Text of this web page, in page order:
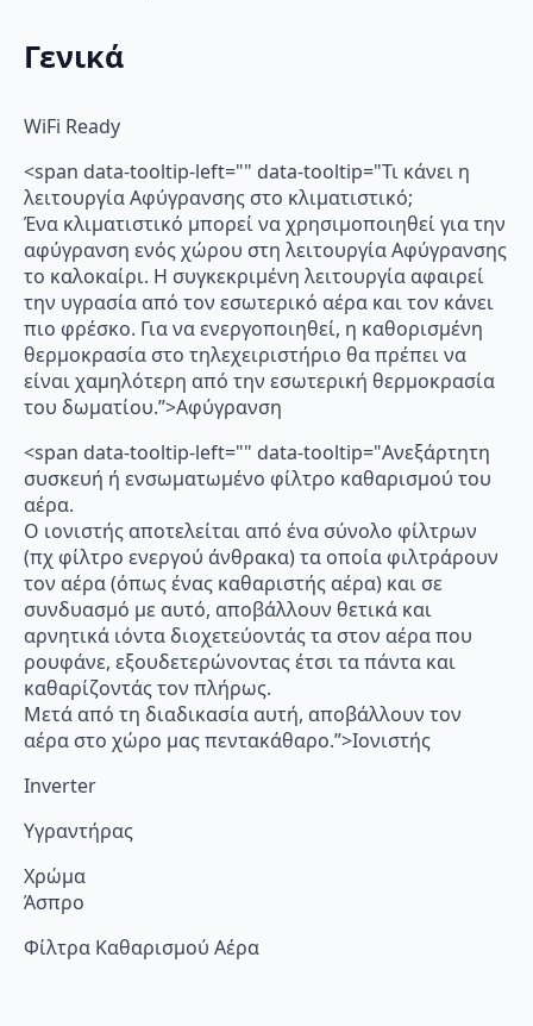
Γενικά
WiFi Ready
<span data-tooltip-left="" data-tooltip="Τι κάνει η
λειτουργία Αφύγρανσης στο κλιματιστικό;
Ένα κλιματιστικό μπορεί να χρησιμοποιηθεί για την
αφύγρανση ενός χώρου στη λειτουργία Αφύγρανσης
το καλοκαίρι. Η συγκεκριμένη λειτουργία αφαιρεί
την υγρασία από τον εσωτερικό αέρα και τον κάνει
πιο φρέσκο. Για να ενεργοποιηθεί, η καθορισμένη
θερμοκρασία στο τηλεχειριστήριο θα πρέπει να
είναι χαμηλότερη από την εσωτερική θερμοκρασία
του δωματίου.”>Αφύγρανση
<span data-tooltip-left="" data-tooltip="Ανεξάρτητη
συσκευή ή ενσωματωμένο φίλτρο καθαρισμού του
αέρα.
Ο ιονιστής αποτελείται από ένα σύνολο φίλτρων
(πχ φίλτρο ενεργού άνθρακα) τα οποία φιλτράρουν
τον αέρα (όπως ένας καθαριστής αέρα) και σε
συνδυασμό με αυτό, αποβάλλουν θετικά και
αρνητικά ιόντα διοχετεύοντάς τα στον αέρα που
ρουφάνε, εξουδετερώνοντας έτσι τα πάντα και
καθαρίζοντάς τον πλήρως.
Μετά από τη διαδικασία αυτή, αποβάλλουν τον
αέρα στο χώρο μας πεντακάθαρο.”>Ιονιστής
Inverter
Υγραντήρας
Χρώμα
Άσπρο
Φίλτρα Καθαρισμού Αέρα